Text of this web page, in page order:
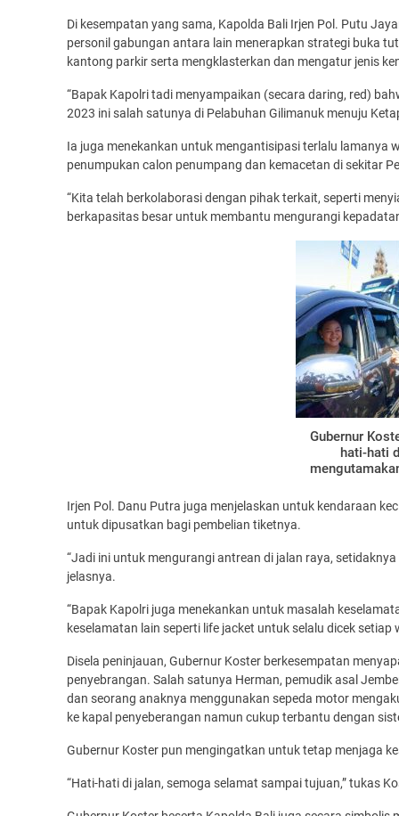
Di kesempatan yang sama, Kapolda Bali Irjen Pol. Putu
personil gabungan antara lain menerapkan strategi buka
kantong parkir serta mengklasterkan dan mengatur jenis
“Bapak Kapolri tadi menyampaikan (secara daring, red)
2023 ini salah satunya di Pelabuhan Gilimanuk menuju
Ia juga menekankan untuk mengantisipasi terlalu lamanya
penumpukan calon penumpang dan kemacetan di sekitar
“Kita telah berkolaborasi dengan pihak terkait, seperti
berkapasitas besar untuk membantu mengurangi
Gubernur
hati-hati
Irjen Pol. Danu Putra juga menjelaskan untuk kendaraan
untuk dipusatkan bagi pembelian tiketnya.
“Jadi ini untuk mengurangi antrean di jalan raya,
jelasnya.
“Bapak Kapolri juga menekankan untuk masalah
keselamatan lain seperti life jacket untuk selalu dicek setiap
Disela peninjauan, Gubernur Koster berkesempatan
penyebrangan. Salah satunya Herman, pemudik asal
dan seorang anaknya menggunakan sepeda motor
ke kapal penyeberangan namun cukup terbantu dengan
Gubernur Koster pun mengingatkan untuk tetap menjaga
“Hati-hati di jalan, semoga selamat sampai tujuan,” tukas